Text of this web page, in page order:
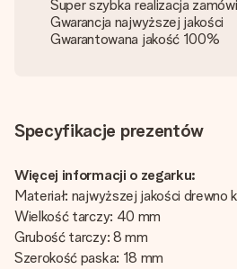
Super szybka realizacja
Gwarancja najwyższej jakości
Gwarantowana jakość 100%
Specyfikacje prezentów
Więcej informacji o zegarku:
Materiał: najwyższej jakości drewno
Wielkość tarczy: 40 mm
Grubość tarczy: 8 mm
Szerokość paska: 18 mm